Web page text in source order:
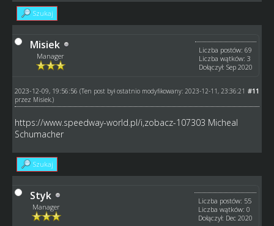
Szukaj
Misiek
Manager
Liczba postów: 69
Liczba wątków: 3
Dołączył: Sep 2020
#11
2023-12-09, 19:56:56 (Ten post był ostatnio modyfikowany: 2023-12-11, 23:36:21
przez Misiek.)
https://www.speedway-world.pl/i,zobacz-107303 Micheal
Schumacher
Szukaj
Styk
Manager
Liczba postów: 55
Liczba wątków: 0
Dołączył: Dec 2020